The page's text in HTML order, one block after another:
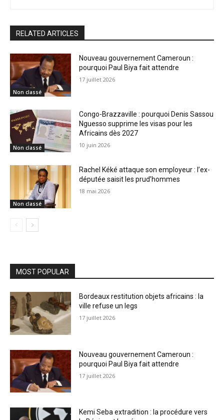
RELATED ARTICLES
Non classé
Nouveau gouvernement Cameroun :
pourquoi Paul Biya fait attendre
17 juillet 2026
Non classé
Congo-Brazzaville : pourquoi Denis Sassou
Nguesso supprime les visas pour les
Africains dès 2027
10 juin 2026
Non classé
Rachel Kéké attaque son employeur : l’ex-
députée saisit les prud’hommes
18 mai 2026
MOST POPULAR
Bordeaux restitution objets africains : la
ville refuse un legs
17 juillet 2026
Nouveau gouvernement Cameroun :
pourquoi Paul Biya fait attendre
17 juillet 2026
Kemi Seba extradition : la procédure vers